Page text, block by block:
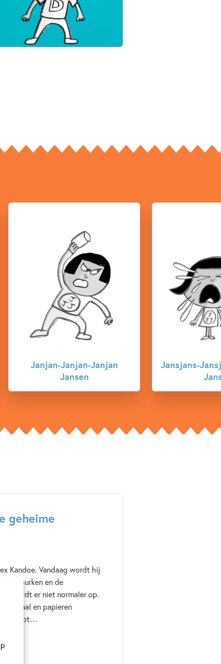
Jansjans-Jansjans-Jansjans
Jansen
Meneer
geheime
Kandoe. Vandaag wordt hij
en de
wordt er niet normaler op.
taal en papieren